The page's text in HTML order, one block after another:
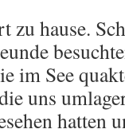
zu hause.
im See
uns
hatten